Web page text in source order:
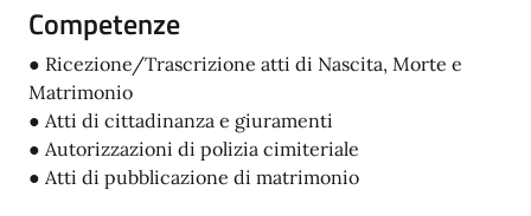
Competenze
● Ricezione/Trascrizione atti di Nascita, Morte e
Matrimonio
● Atti di cittadinanza e giuramenti
● Autorizzazioni di polizia cimiteriale
● Atti di pubblicazione di matrimonio